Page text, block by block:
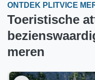
ONTDEK PLITVICE
Toeristische
meren